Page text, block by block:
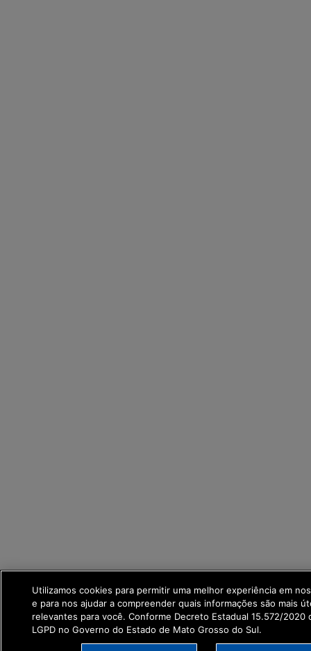
Utilizamos cookies para permitir uma melhor experiência em
e para nos ajudar a compreender quais informações são mais
relevantes para você. Conforme Decreto Estadual 15.572/2020
LGPD no Governo do Estado de Mato Grosso do Sul.